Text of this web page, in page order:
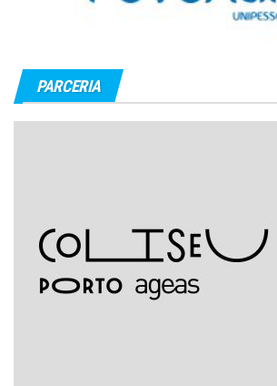
PARCERIA